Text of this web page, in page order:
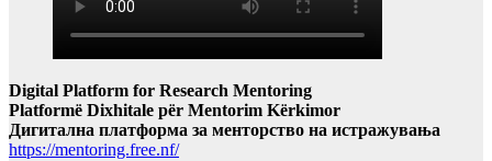
Digital Platform for Research Mentoring
Platformë Dixhitale për Mentorim Kërkimor
Дигитална платформа за менторство на истражувања
https://mentoring.free.nf/